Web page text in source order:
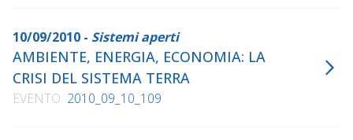
10/09/2010 - Sistemi aperti
AMBIENTE, ENERGIA, ECONOMIA: LA
CRISI DEL SISTEMA TERRA
EVENTO 2010_09_10_109